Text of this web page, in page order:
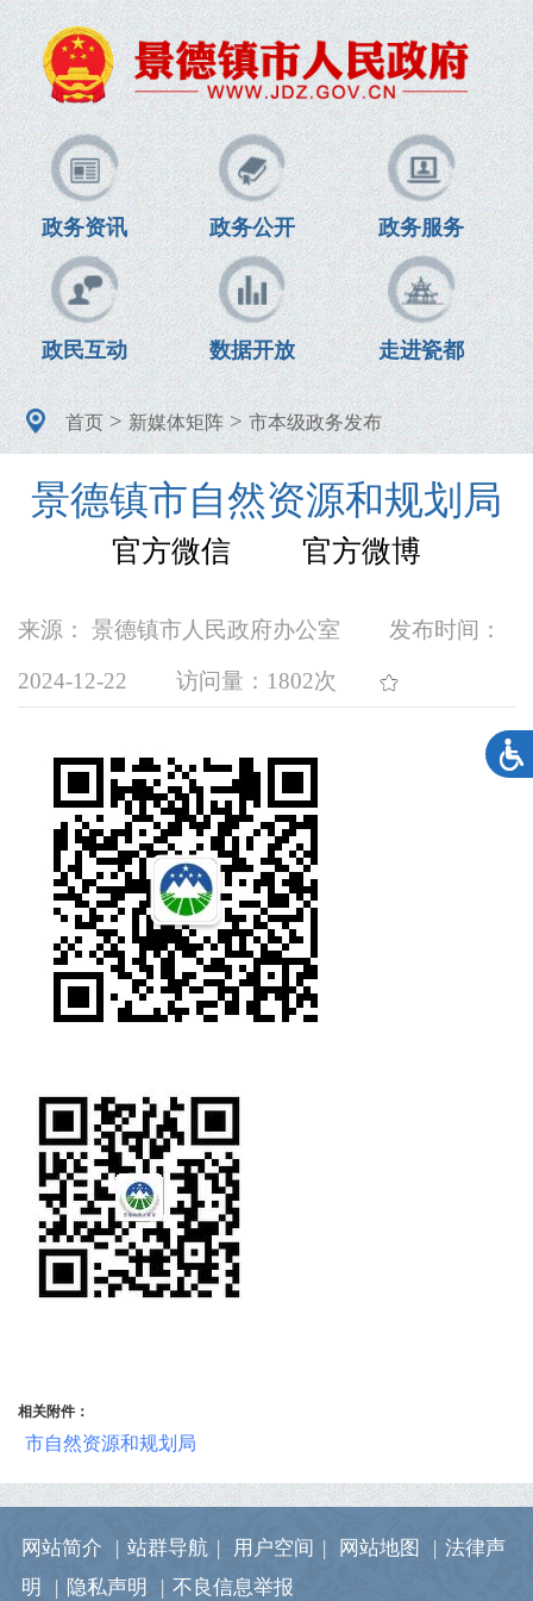
政务资讯 政务公开 政务服务
政民互动 数据开放 走进瓷都
首页>新媒体矩阵>市本级政务发布
景德镇市自然资源和规划局
官方微信 官方微博
来源： 景德镇市人民政府办公室 发布时间：
2024-12-22 访问量： 1802次
相关附件：
市自然资源和规划局
网站简介 | 站群导航 | 用户空间 | 网站地图 | 法律声
明
| 隐私声明 | 不良信息举报